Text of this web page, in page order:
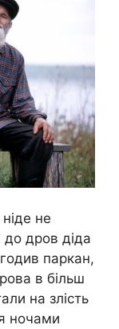
не
до дров діда
паркан,
в більш
на злість
ночами